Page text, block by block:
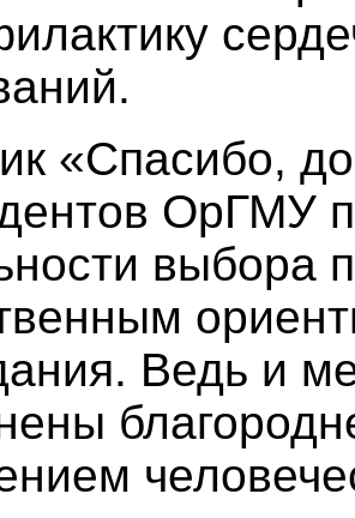
«Спасибо,
ОрГМУ
выбора
Ведь и